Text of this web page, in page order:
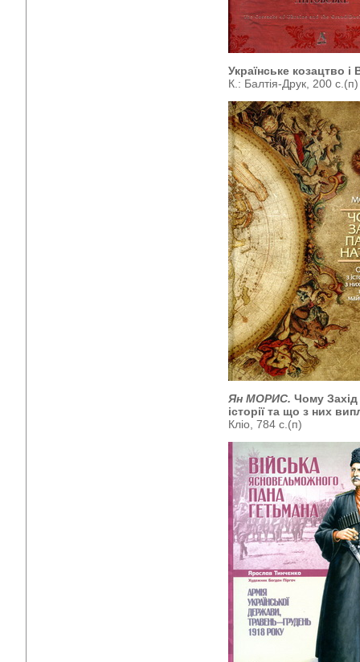
Українське козацтво
К.: Балтія-Друк, 200 с.(п)
Ян МОРИС. Чому Захід
історії та що з них
Кліо, 784 с.(п)